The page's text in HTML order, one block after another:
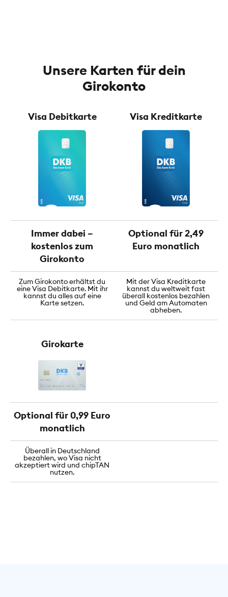
Unsere Karten für dein
Girokonto
Visa Debitkarte Visa Kreditkarte
Immer dabei –
kostenlos zum
Girokonto
Optional für 2,49
Euro monatlich
Zum Girokonto erhältst du
eine Visa Debitkarte. Mit ihr
kannst du alles auf eine
Karte setzen.
Mit der Visa Kreditkarte
kannst du weltweit fast
überall kostenlos bezahlen
und Geld am Automaten
abheben.
Girokarte
Optional für 0,99 Euro
monatlich
Überall in Deutschland
bezahlen, wo Visa nicht
akzeptiert wird und chipTAN
nutzen.